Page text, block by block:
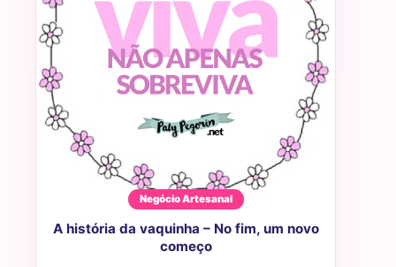
Negócio Artesanal
A história da vaquinha – No fim, um novo
começo